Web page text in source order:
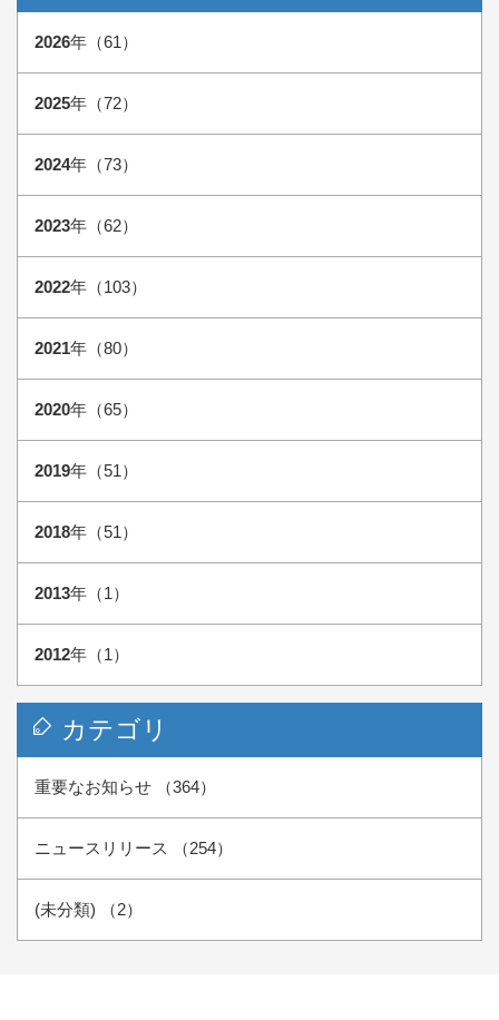
2026年（61）
2025年（72）
2024年（73）
2023年（62）
2022年（103）
2021年（80）
2020年（65）
2019年（51）
2018年（51）
2013年（1）
2012年（1）
カテゴリ
重要なお知らせ （364）
ニュースリリース （254）
(未分類) （2）